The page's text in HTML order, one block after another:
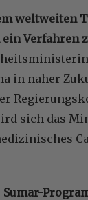
weltweiten
Verfahren
in naher
sich das
Sumar-